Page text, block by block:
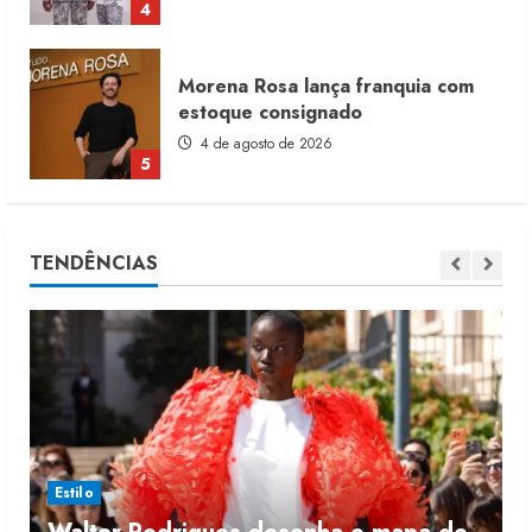
5
1
Moda vende US$63,7 bilhões em
produtos licenciados
6 de agosto de 2026
2
3
Fakini prevê R$345 milhões de
receita em 2026
4 de agosto de 2026
TENDÊNCIAS
Estilo